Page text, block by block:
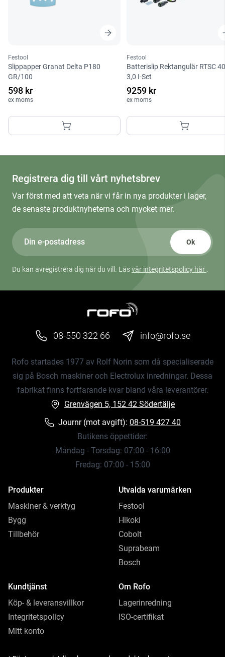
Festool
Slippapper Granat Delta P180
GR/100
598 kr
ex moms
Festool
Batterislip Rektangulär RTSC
3,0 I-Set
9259 kr
ex moms
Registrera dig till vårt nyhetsbrev
Var först med att veta när vi får in nya produkter i lager,
de senaste produktnyheterna och mycket mer.
Ok
Du kan avregistrera dig när du vill. Läsvår integritetspolicy här .
08-550 322 66 info@rofo.se
Rofo startades 1977 av Rolf Norin som då specialiserade
sig på Bosch maskiner och Electrolux inredningar. Dessa
fabrikat finns fortfarande kvar bland våra leverantörer.
Grenvägen 5, 152 42 Södertälje
Journr (mot avgift): 08-519 427 40
Butikens öppettider:
Måndag - Torsdag: 07:00 - 16:00
Fredag: 07:00 - 15:00
Produkter
Maskiner & verktyg
Bygg
Tillbehör
Utvalda varumärken
Festool
Hikoki
Cobolt
Suprabeam
Bosch
Kundtjänst
Köp- & leveransvillkor
Integritetspolicy
Mitt konto
Om Rofo
Lagerinredning
ISO-certifikat